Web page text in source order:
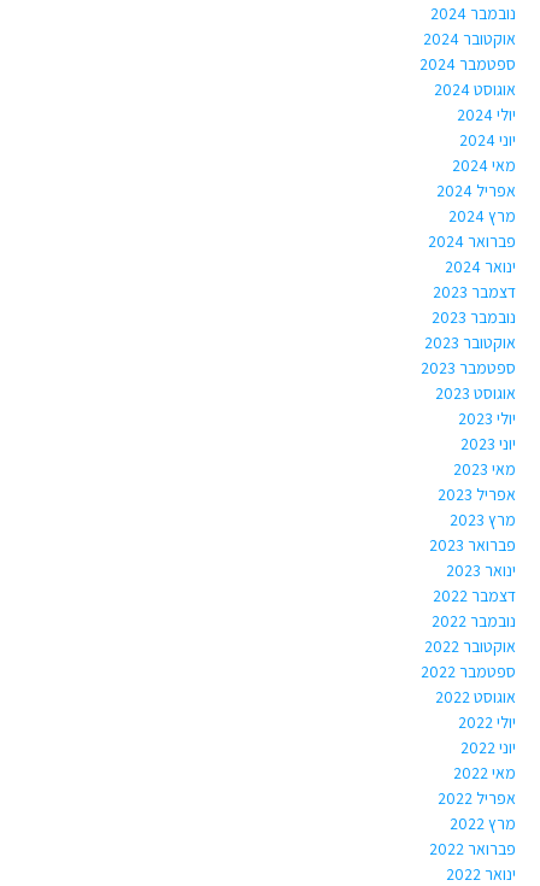
נובמבר 2024
אוקטובר 2024
ספטמבר 2024
אוגוסט 2024
יולי 2024
יוני 2024
מאי 2024
אפריל 2024
מרץ 2024
פברואר 2024
ינואר 2024
דצמבר 2023
נובמבר 2023
אוקטובר 2023
ספטמבר 2023
אוגוסט 2023
יולי 2023
יוני 2023
מאי 2023
אפריל 2023
מרץ 2023
פברואר 2023
ינואר 2023
דצמבר 2022
נובמבר 2022
אוקטובר 2022
ספטמבר 2022
אוגוסט 2022
יולי 2022
יוני 2022
מאי 2022
אפריל 2022
מרץ 2022
פברואר 2022
ינואר 2022